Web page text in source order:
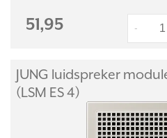
51,95 -
JUNG luidspreker
(LSM ES 4)